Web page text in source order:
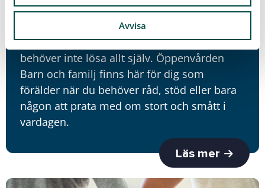
Avvisa
Råd och stöd till föräldrar
Känns familjelivet lite extra svårt ibland? Du
behöver inte lösa allt själv. Öppenvården
Barn och familj finns här för dig som
förälder när du behöver råd, stöd eller bara
någon att prata med om stort och smått i
vardagen.
Läs mer